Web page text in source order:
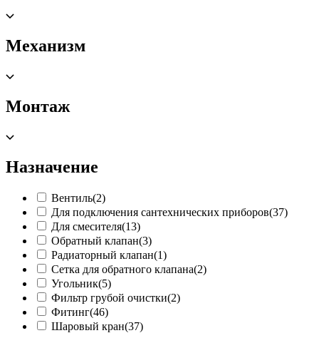
Механизм
Монтаж
Назначение
Вентиль(2)
Для подключения сантехнических приборов(37)
Для смесителя(13)
Обратный клапан(3)
Радиаторный клапан(1)
Сетка для обратного клапана(2)
Угольник(5)
Фильтр грубой очистки(2)
Фитинг(46)
Шаровый кран(37)